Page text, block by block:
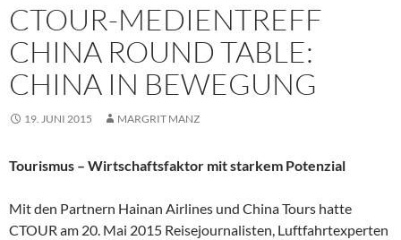
CTOUR-MEDIENTREFF
CHINA ROUND TABLE:
CHINA IN BEWEGUNG
19. JUNI 2015 MARGRIT MANZ
Tourismus – Wirtschaftsfaktor mit starkem Potenzial
Mit den Partnern Hainan Airlines und China Tours hatte
CTOUR am 20. Mai 2015 Reisejournalisten, Luftfahrtexperten